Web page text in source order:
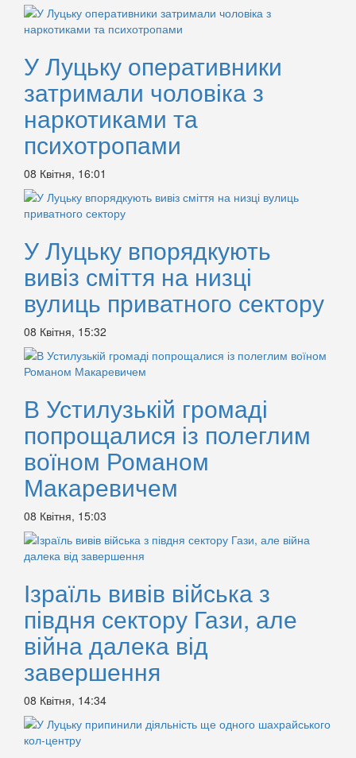
У Луцьку оперативники
затримали чоловіка з
наркотиками та
психотропами
08 Квітня, 16:01
У Луцьку впорядкують
вивіз сміття на низці
вулиць приватного сектору
08 Квітня, 15:32
В Устилузькій громаді
попрощалися із полеглим
воїном Романом
Макаревичем
08 Квітня, 15:03
Ізраїль вивів війська з
півдня сектору Гази, але
війна далека від
завершення
08 Квітня, 14:34